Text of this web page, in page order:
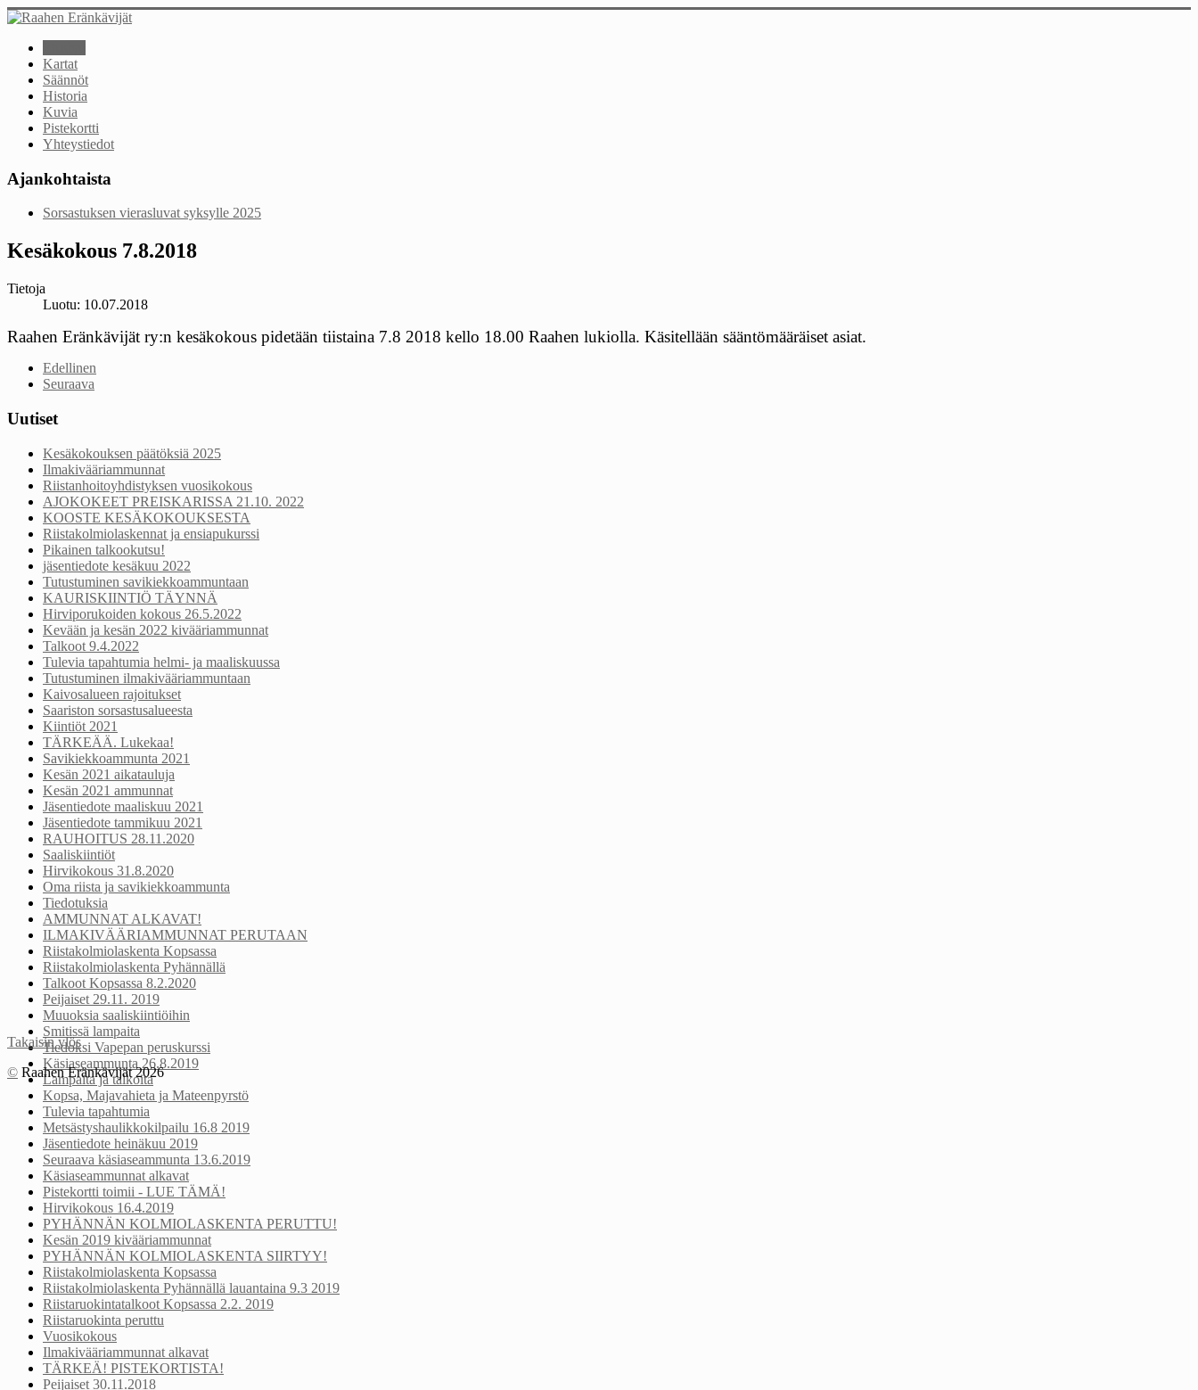
Kartat
Säännöt
Historia
Kuvia
Pistekortti
Yhteystiedot
Ajankohtaista
Sorsastuksen vierasluvat syksylle 2025
Kesäkokous 7.8.2018
Tietoja
Luotu: 10.07.2018
Raahen Eränkävijät ry:n kesäkokous pidetään tiistaina 7.8 2018 kello 18.00 Raahen lukiolla. Käsitellään sääntömääräiset asiat.
Edellinen
Seuraava
Uutiset
Kesäkokouksen päätöksiä 2025
Ilmakivääriammunnat
Riistanhoitoyhdistyksen vuosikokous
AJOKOKEET PREISKARISSA 21.10. 2022
KOOSTE KESÄKOKOUKSESTA
Riistakolmiolaskennat ja ensiapukurssi
Pikainen talkookutsu!
jäsentiedote kesäkuu 2022
Tutustuminen savikiekkoammuntaan
KAURISKIINTIÖ TÄYNNÄ
Hirviporukoiden kokous 26.5.2022
Kevään ja kesän 2022 kivääriammunnat
Talkoot 9.4.2022
Tulevia tapahtumia helmi- ja maaliskuussa
Tutustuminen ilmakivääriammuntaan
Kaivosalueen rajoitukset
Saariston sorsastusalueesta
Kiintiöt 2021
TÄRKEÄÄ. Lukekaa!
Savikiekkoammunta 2021
Kesän 2021 aikatauluja
Kesän 2021 ammunnat
Jäsentiedote maaliskuu 2021
Jäsentiedote tammikuu 2021
RAUHOITUS 28.11.2020
Saaliskiintiöt
Hirvikokous 31.8.2020
Oma riista ja savikiekkoammunta
Tiedotuksia
AMMUNNAT ALKAVAT!
ILMAKIVÄÄRIAMMUNNAT PERUTAAN
Riistakolmiolaskenta Kopsassa
Riistakolmiolaskenta Pyhännällä
Talkoot Kopsassa 8.2.2020
Peijaiset 29.11. 2019
Muuoksia saaliskiintiöihin
Smitissä lampaita
Tiedoksi Vapepan peruskurssi
Käsiaseammunta 26.8.2019
Lampaita ja talkoita
Kopsa, Majavahieta ja Mateenpyrstö
Tulevia tapahtumia
Metsästyshaulikkokilpailu 16.8 2019
Jäsentiedote heinäkuu 2019
Seuraava käsiaseammunta 13.6.2019
Käsiaseammunnat alkavat
Pistekortti toimii - LUE TÄMÄ!
Hirvikokous 16.4.2019
PYHÄNNÄN KOLMIOLASKENTA PERUTTU!
Kesän 2019 kivääriammunnat
PYHÄNNÄN KOLMIOLASKENTA SIIRTYY!
Riistakolmiolaskenta Kopsassa
Riistakolmiolaskenta Pyhännällä lauantaina 9.3 2019
Riistaruokintatalkoot Kopsassa 2.2. 2019
Riistaruokinta peruttu
Vuosikokous
Ilmakivääriammunnat alkavat
TÄRKEÄ! PISTEKORTISTA!
Peijaiset 30.11.2018
Takaisin ylös
© Raahen Eränkävijät 2026